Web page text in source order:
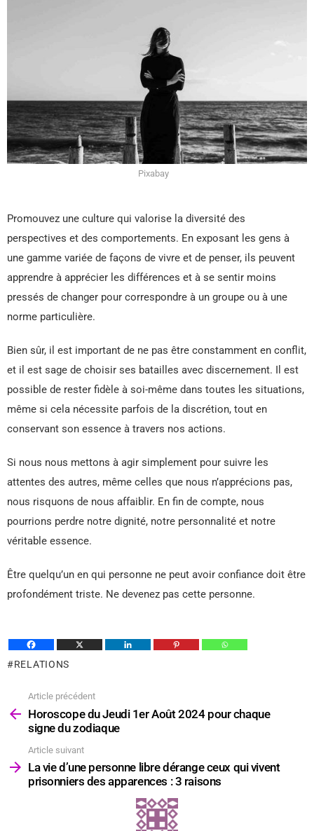
Pixabay
Promouvez une culture qui valorise la diversité des
perspectives et des comportements. En exposant les gens à
une gamme variée de façons de vivre et de penser, ils peuvent
apprendre à apprécier les différences et à se sentir moins
pressés de changer pour correspondre à un groupe ou à une
norme particulière.
Bien sûr, il est important de ne pas être constamment en conflit,
et il est sage de choisir ses batailles avec discernement. Il est
possible de rester fidèle à soi-même dans toutes les situations,
même si cela nécessite parfois de la discrétion, tout en
conservant son essence à travers nos actions.
Si nous nous mettons à agir simplement pour suivre les
attentes des autres, même celles que nous n’apprécions pas,
nous risquons de nous affaiblir. En fin de compte, nous
pourrions perdre notre dignité, notre personnalité et notre
véritable essence.
Être quelqu’un en qui personne ne peut avoir confiance doit être
profondément triste. Ne devenez pas cette personne.
RELATIONS
plus
Article précédent
Horoscope du Jeudi 1er Août 2024 pour chaque
signe du zodiaque
Article suivant
La vie d’une personne libre dérange ceux qui vivent
prisonniers des apparences : 3 raisons